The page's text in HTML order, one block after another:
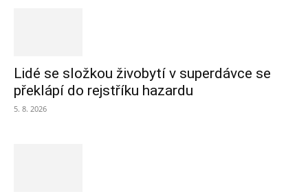
Lidé se složkou živobytí v superdávce se
překlápí do rejstříku hazardu
5. 8. 2026